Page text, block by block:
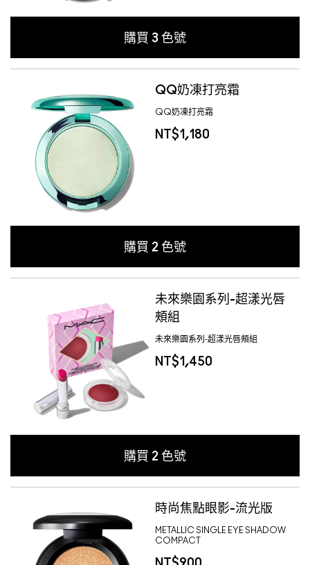
購買 3 色號
QQ奶凍打亮霜
QQ奶凍打亮霜
NT$1,180
購買 2 色號
未來樂園系列-超漾光唇
頰組
未來樂園系列-超漾光唇頰組
NT$1,450
購買 2 色號
時尚焦點眼影-流光版
METALLIC SINGLE EYE SHADOW
COMPACT